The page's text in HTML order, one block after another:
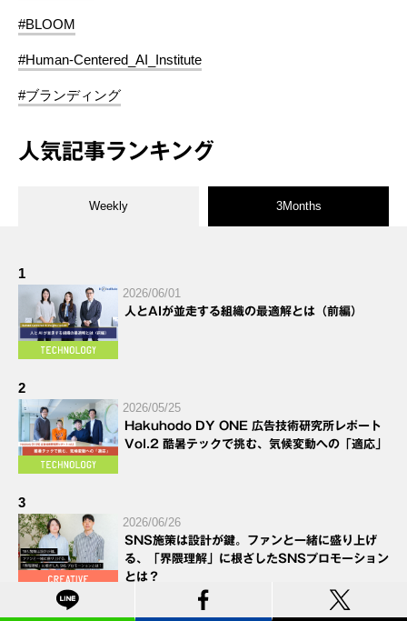
#BLOOM
#Human-Centered_AI_Institute
#ブランディング
人気記事ランキング
Weekly 3Months
1
2026/06/01
人とAIが並走する組織の最適解とは（前編）
2
2026/05/25
Hakuhodo DY ONE 広告技術研究所レポート
Vol.2 酷暑テックで挑む、気候変動への「適応」
3
2026/06/26
SNS施策は設計が鍵。ファンと一緒に盛り上げ
る、「界隈理解」に根ざしたSNSプロモーション
とは？
4